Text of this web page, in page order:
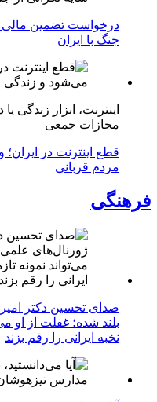
درخواست تضمین مالی
جنگ با ایران
اینترنت، ابزار
مجازات جمعی
قطع اینترنت در
مردم قربانی
فرهنگی
صدای تحسین دکتر امیر
بلند شده؛ غفلت از او
نخبه ایرانی را رقم بزند